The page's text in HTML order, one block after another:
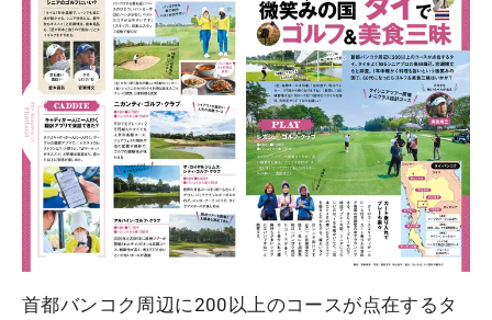
首都バンコク周辺に200以上のコースが点在するタ